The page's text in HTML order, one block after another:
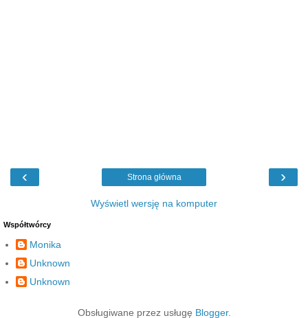
‹ ›
Strona główna
Wyświetl wersję na komputer
Współtwórcy
Monika
Unknown
Unknown
Obsługiwane przez usługę Blogger.